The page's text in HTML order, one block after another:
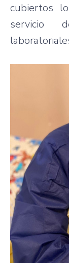
cubiertos
servicio